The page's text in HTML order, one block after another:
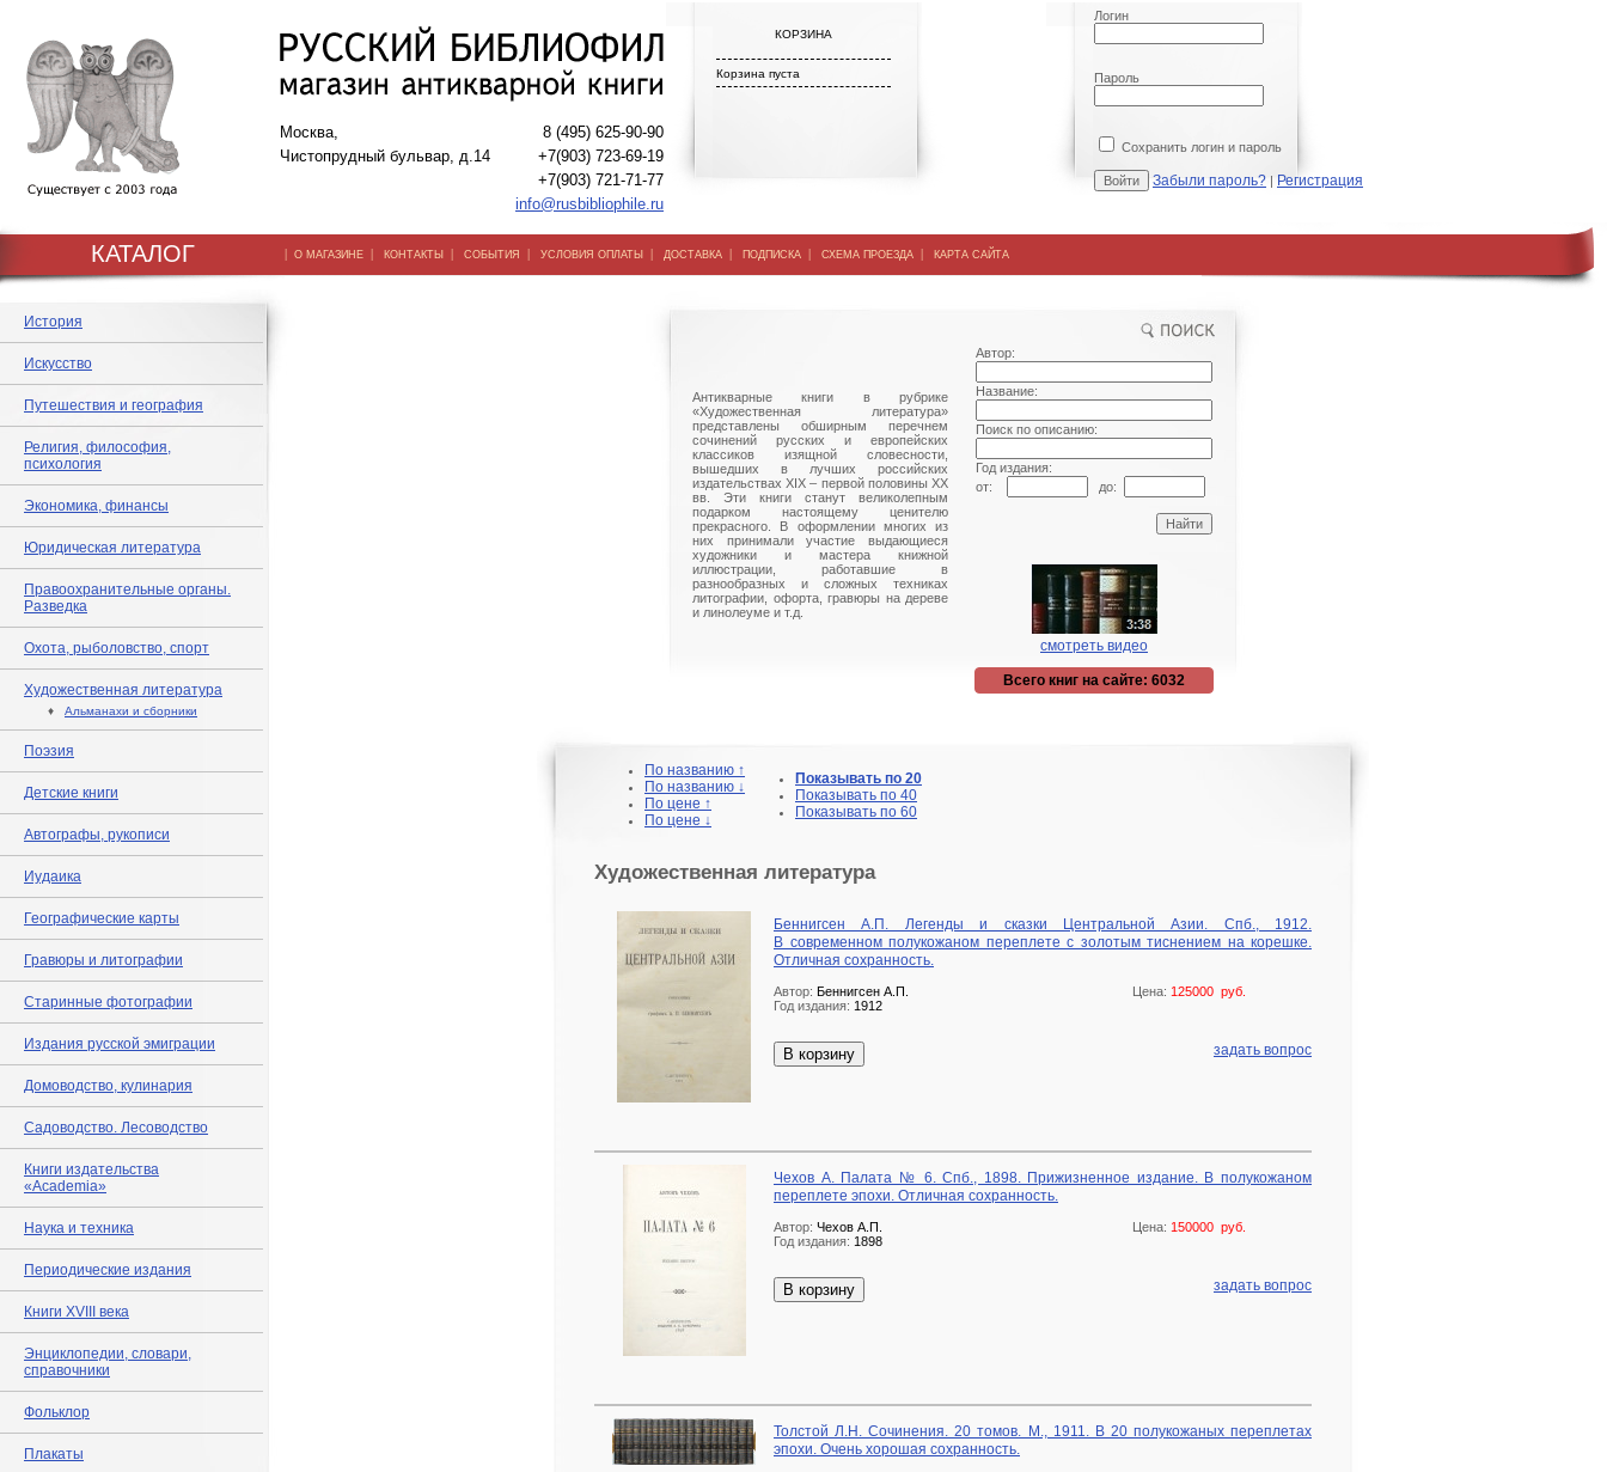
Москва,
Чистопрудный бульвар, д.14
8 (495) 625-90-90
+7(903) 723-69-19
+7(903) 721-71-77
info@rusbibliophile.ru
КОРЗИНА
Корзина пуста
Логин
Пароль
Сохранить логин и пароль
Забыли пароль? | Регистрация
КАТАЛОГ | О МАГАЗИНЕ | КОНТАКТЫ | СОБЫТИЯ | УСЛОВИЯ ОПЛАТЫ | ДОСТАВКА | ПОДПИСКА | СХЕМА ПРОЕЗДА | КАРТА САЙТА
История
Искусство
Путешествия и география
Религия, философия,
психология
Экономика, финансы
Юридическая литература
Правоохранительные органы.
Разведка
Охота, рыболовство, спорт
Художественная литература
♦ Альманахи и сборники
Поэзия
Детские книги
Автографы, рукописи
Иудаика
Географические карты
Гравюры и литографии
Старинные фотографии
Издания русской эмиграции
Домоводство, кулинария
Садоводство. Лесоводство
Книги издательства
«Academia»
Наука и техника
Периодические издания
Книги XVIII века
Энциклопедии, словари,
справочники
Фольклор
Плакаты
Антикварные книги в рубрике
«Художественная литература»
представлены обширным перечнем
сочинений русских и европейских
классиков изящной словесности,
вышедших в лучших российских
издательствах XIX – первой половины ХХ
вв. Эти книги станут великолепным
подарком настоящему ценителю
прекрасного. В оформлении многих из
них принимали участие выдающиеся
художники и мастера книжной
иллюстрации, работавшие в
разнообразных и сложных техниках
литографии, офорта, гравюры на дереве
и линолеуме и т.д.
Автор:
Название:
Поиск по описанию:
Год издания:
от:
до:
смотреть видео
Всего книг на сайте: 6032
По названию ↑
По названию ↓
По цене ↑
По цене ↓
Показывать по 20
Показывать по 40
Показывать по 60
Художественная литература
Беннигсен А.П. Легенды и сказки Центральной Азии. Спб., 1912.
В современном полукожаном переплете с золотым тиснением на корешке.
Отличная сохранность.
Цена: 125000 руб.
Автор: Беннигсен А.П.
Год издания: 1912
В корзину задать вопрос
Чехов А. Палата № 6. Спб., 1898. Прижизненное издание. В полукожаном
переплете эпохи. Отличная сохранность.
Цена: 150000 руб.
Автор: Чехов А.П.
Год издания: 1898
В корзину задать вопрос
Толстой Л.Н. Сочинения. 20 томов. М., 1911. В 20 полукожаных переплетах
эпохи. Очень хорошая сохранность.